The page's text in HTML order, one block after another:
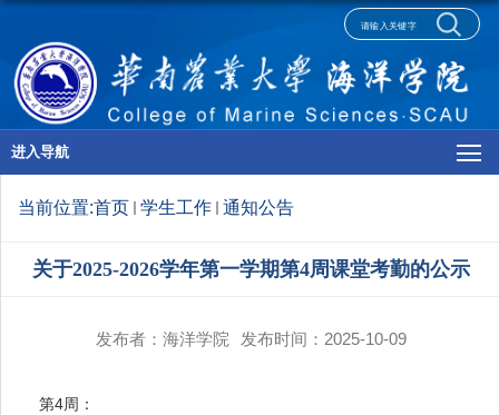
进入导航
当前位置:首页 学生工作 通知公告
关于2025-2026学年第一学期第4周课堂考勤的公示
发布者：海洋学院 发布时间：2025-10-09
第4周：